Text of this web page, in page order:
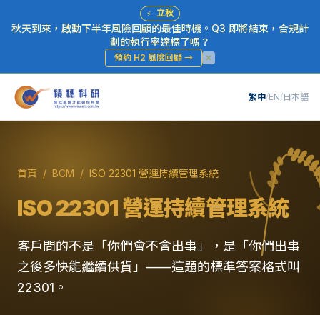
⚡ 立秋
秋天到來，啟動下半年風險回顧的最佳時機。Q3 即將結束，合規計
劃的執行率達標了嗎？
預約 H2 風險回顧 →
繁中/EN/日本語
首頁 / BCM / ISO 22301 營運持續管理系統
ISO 22301 營運持續管理系統
客戶問的不是「你們會不會出事」，是「你們出事
之後多快能繼續供貨」——這題的標準答案格式叫
22301。